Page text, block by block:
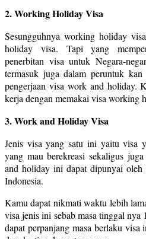
2. Working Holiday Visa
Sesungguhnya working holiday
holiday visa. Tapi yang
penerbitan visa untuk Negara-
termasuk juga dalam peruntuk
pengerjaan visa work and holiday.
kerja dengan memakai visa working
3. Work and Holiday Visa
Jenis visa yang satu ini yaitu visa
yang mau berekreasi sekaligus
and holiday ini dapat dipunyai oleh
Indonesia.
Kamu dapat nikmati waktu lebih
visa jenis ini sebab masa tinggal
dapat perpanjang masa berlaku